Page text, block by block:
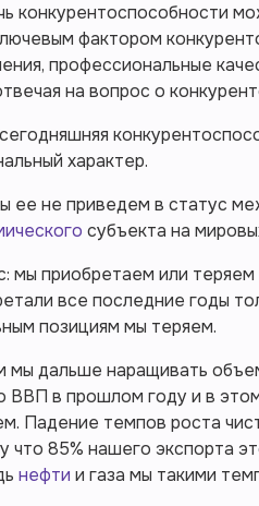
конкурентоспособности
фактором
профессиональные
на вопрос о
характер.
ее не приведем в статус
субъекта на
мы приобретаем или
все последние годы
позициям мы теряем.
дальше наращивать
ВВП в прошлом году и в
Падение темпов роста
что 85% нашего экспорта
нефти и газа мы такими